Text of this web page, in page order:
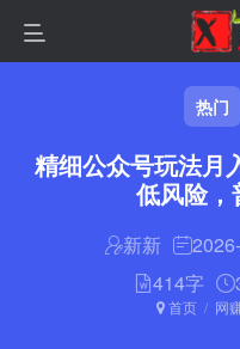
热门
精细公众号玩法月
低风险，
新新
414字
首页 网